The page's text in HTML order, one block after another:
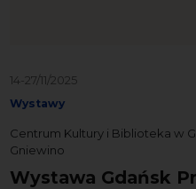
14-27/11/2025
Wystawy
Centrum Kultury i Biblioteka w
Gniewino
Wystawa Gdańsk